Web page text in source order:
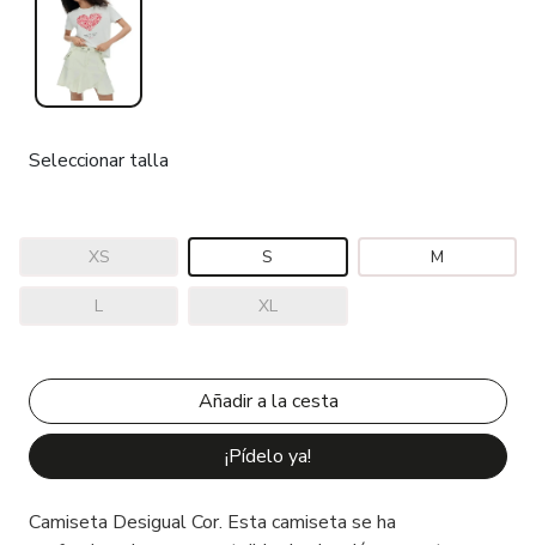
Seleccionar talla
XS S M
L XL
¡Pídelo ya!
Camiseta Desigual Cor. Esta camiseta se ha